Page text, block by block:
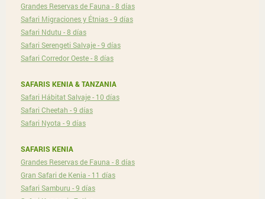
Grandes Reservas de Fauna - 8 días
Safari Migraciones y Étnias - 9 días
Safari Ndutu - 8 días
Safari Serengeti Salvaje - 9 días
Safari Corredor Oeste - 8 días
SAFARIS KENIA & TANZANIA
Safari Hábitat Salvaje - 10 días
Safari Cheetah - 9 días
Safari Nyota - 9 días
SAFARIS KENIA
Grandes Reservas de Fauna - 8 días
Gran Safari de Kenia - 11 días
Safari Samburu - 9 días